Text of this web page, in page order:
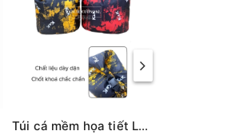
Túi cá mềm họa tiết Loang K&K